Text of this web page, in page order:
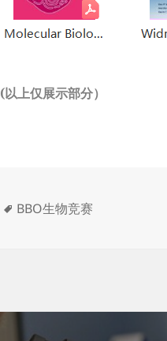
(以上仅展示部分）
标
BBO生物竞赛